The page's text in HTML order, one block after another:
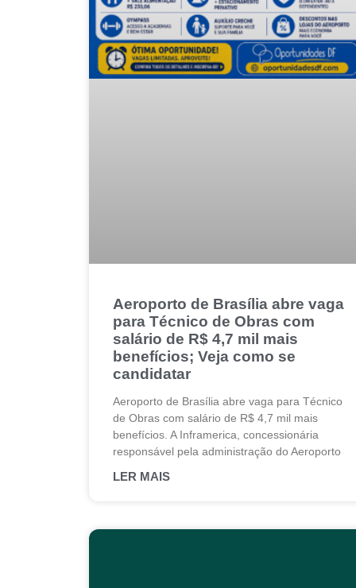
Aeroporto de Brasília abre vaga
para Técnico de Obras com
salário de R$ 4,7 mil mais
benefícios; Veja como se
candidatar
Aeroporto de Brasília abre vaga para Técnico
de Obras com salário de R$ 4,7 mil mais
benefícios. A Inframerica, concessionária
responsável pela administração do Aeroporto
LER MAIS